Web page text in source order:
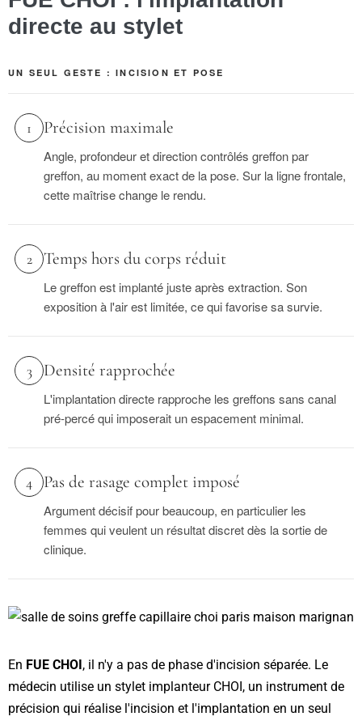
directe au stylet
UN SEUL GESTE : INCISION ET POSE
1 Précision maximale
Angle, profondeur et direction contrôlés greffon par
greffon, au moment exact de la pose. Sur la ligne frontale,
cette maîtrise change le rendu.
2 Temps hors du corps réduit
Le greffon est implanté juste après extraction. Son
exposition à l'air est limitée, ce qui favorise sa survie.
3 Densité rapprochée
L'implantation directe rapproche les greffons sans canal
pré-percé qui imposerait un espacement minimal.
4 Pas de rasage complet imposé
Argument décisif pour beaucoup, en particulier les
femmes qui veulent un résultat discret dès la sortie de
clinique.
En FUE CHOI , il n'y a pas de phase d'incision séparée. Le
médecin utilise un stylet implanteur CHOI, un instrument de
précision qui réalise l'incision et l'implantation en un seul